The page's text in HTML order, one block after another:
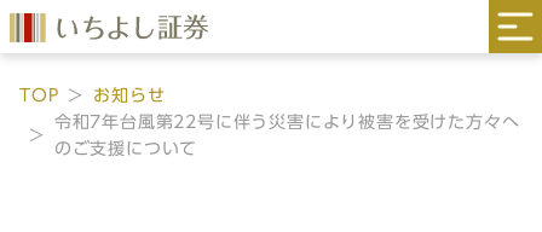
TOP
お知らせ
令和7年台風第22号に伴う災害により被害を受けた方々へ
のご支援について